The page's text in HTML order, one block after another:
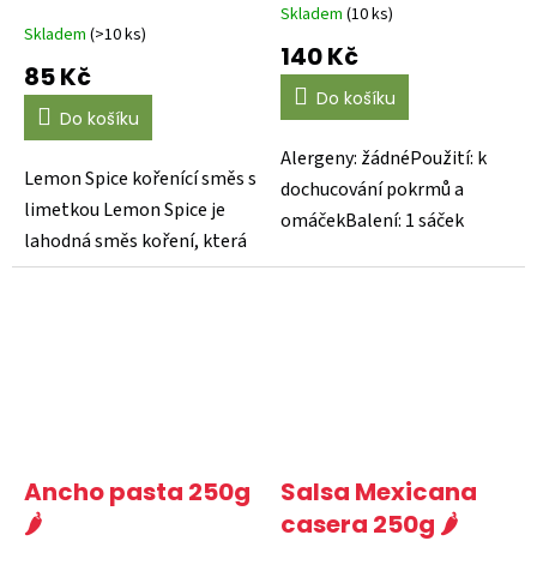
Skladem (>10 ks)
85 Kč
Do košíku
Lemon Spice kořenící směs s
limetkou Lemon Spice je
lahodná směs koření, která
kombinuje svěží...
Průměrné
hodnocení
produktu
4,5
5
hvězdiček.
Skladem (10 ks)
140 Kč
Do košíku
Alergeny: žádnéPoužití: k
dochucování pokrmů a
omáčekBalení: 1 sáček
Ancho pasta 250g
🌶️
Salsa Mexicana
casera 250g 🌶️